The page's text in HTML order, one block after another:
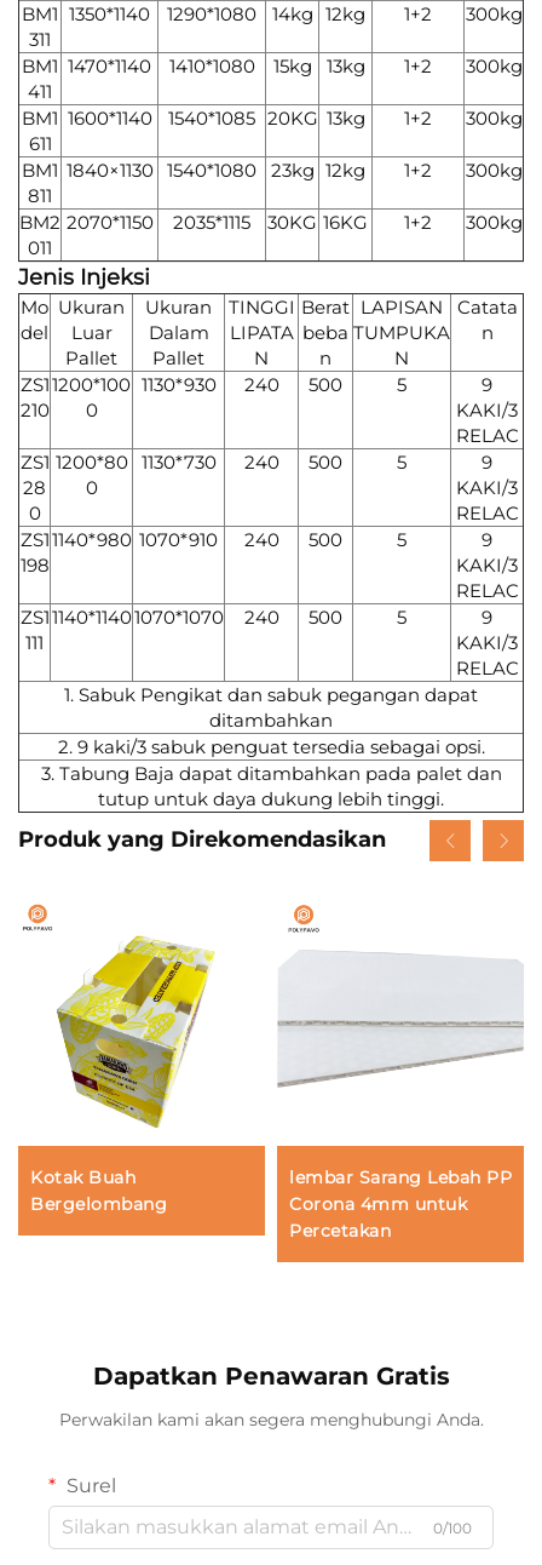
BM1
311
1350*1140 1290*1080 14kg 12kg 1+2 300kg
BM1
411
1470*1140 1410*1080 15kg 13kg 1+2 300kg
BM1
611
1600*1140 1540*1085 20KG 13kg 1+2 300kg
BM1
811
1840×1130 1540*1080 23kg 12kg 1+2 300kg
BM2
011
2070*1150 2035*1115 30KG 16KG 1+2 300kg
Jenis Injeksi
Mo
del
Ukuran
Luar
Pallet
Ukuran
Dalam
Pallet
TINGGI
LIPATA
N
Berat
beba
n
LAPISAN
TUMPUKA
N
Catata
n
ZS1
210
1200*100
0
1130*930 240 500 5
9
KAKI/3
RELAC
ZS1
28
0
1200*80
0
1130*730 240 500 5
9
KAKI/3
RELAC
ZS1
198
1140*980 1070*910 240 500 5
9
KAKI/3
RELAC
ZS1
111
1140*11401070*1070 240 500 5
9
KAKI/3
RELAC
1. Sabuk Pengikat dan sabuk pegangan dapat
ditambahkan
2. 9 kaki/3 sabuk penguat tersedia sebagai opsi.
3. Tabung Baja dapat ditambahkan pada palet dan
tutup untuk daya dukung lebih tinggi.
Produk yang Direkomendasikan
Kotak Buah
Bergelombang
lembar Sarang Lebah PP
Corona 4mm untuk
Percetakan
Dapatkan Penawaran Gratis
Perwakilan kami akan segera menghubungi Anda.
Surel
0/100